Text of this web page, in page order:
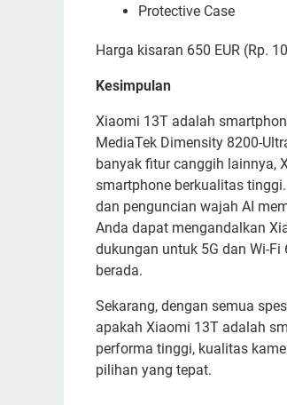
Protective Case
Harga kisaran 650 EUR (Rp.
Kesimpulan
Xiaomi 13T adalah
MediaTek Dimensity 8200-
banyak fitur canggih lainnya,
smartphone berkualitas
dan penguncian wajah AI
Anda dapat mengandalkan
dukungan untuk 5G dan Wi-
berada.
Sekarang, dengan semua
apakah Xiaomi 13T adalah
performa tinggi, kualitas
pilihan yang tepat.